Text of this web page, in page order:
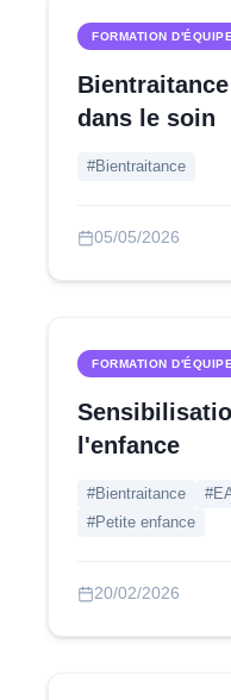
FORMATION D'ÉQUIPE
dans le soin
#Bientraitance
05/05/2026
FORMATION D'ÉQUIPE
l'enfance
#Bientraitance
#Petite enfance
20/02/2026